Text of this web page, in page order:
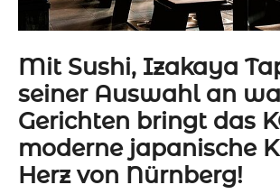
Mit Sushi, Izakaya
seiner Auswahl an
Gerichten bringt das
moderne japanische
Herz von Nürnberg!